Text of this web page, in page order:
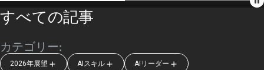
すべての記事
カテゴリー:
2026年展望 AIスキル AIリーダー